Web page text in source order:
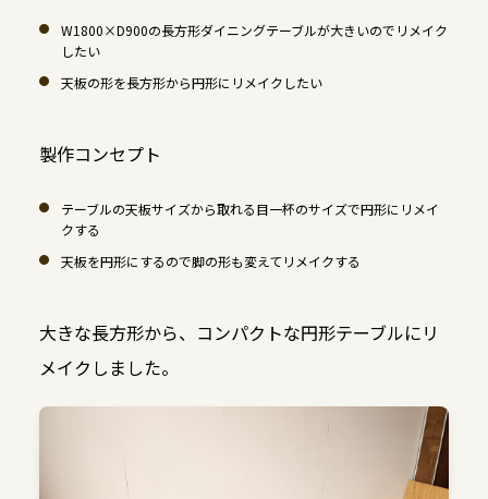
W1800×D900の長方形ダイニングテーブルが大きいのでリメイク
したい
天板の形を長方形から円形にリメイクしたい
製作コンセプト
テーブルの天板サイズから取れる目一杯のサイズで円形にリメイ
クする
天板を円形にするので脚の形も変えてリメイクする
大きな長方形から、コンパクトな円形テーブルにリ
メイクしました。